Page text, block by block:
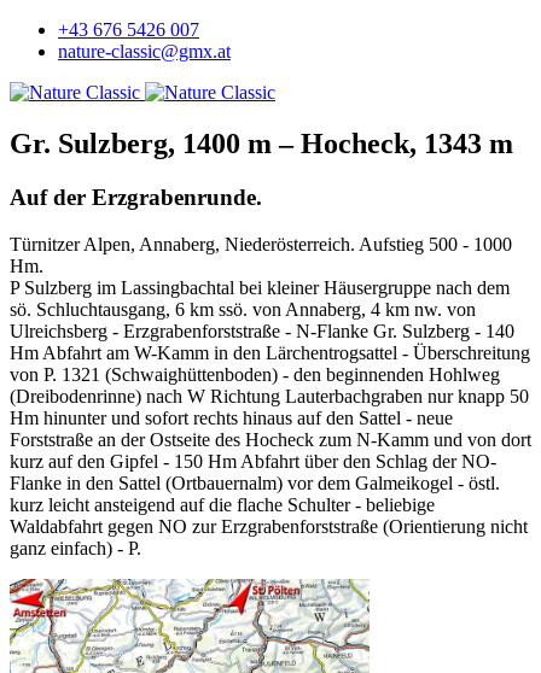
+43 676 5426 007
nature-classic@gmx.at
Gr. Sulzberg, 1400 m – Hocheck, 1343 m
Auf der Erzgrabenrunde.
Türnitzer Alpen, Annaberg, Niederösterreich. Aufstieg 500 - 1000
Hm.
P Sulzberg im Lassingbachtal bei kleiner Häusergruppe nach dem
sö. Schluchtausgang, 6 km ssö. von Annaberg, 4 km nw. von
Ulreichsberg - Erzgrabenforststraße - N-Flanke Gr. Sulzberg - 140
Hm Abfahrt am W-Kamm in den Lärchentrogsattel - Überschreitung
von P. 1321 (Schwaighüttenboden) - den beginnenden Hohlweg
(Dreibodenrinne) nach W Richtung Lauterbachgraben nur knapp 50
Hm hinunter und sofort rechts hinaus auf den Sattel - neue
Forststraße an der Ostseite des Hocheck zum N-Kamm und von dort
kurz auf den Gipfel - 150 Hm Abfahrt über den Schlag der NO-
Flanke in den Sattel (Ortbauernalm) vor dem Galmeikogel - östl.
kurz leicht ansteigend auf die flache Schulter - beliebige
Waldabfahrt gegen NO zur Erzgrabenforststraße (Orientierung nicht
ganz einfach) - P.